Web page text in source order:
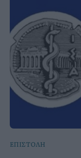
ΕΠΙΣΤΟΛΗ